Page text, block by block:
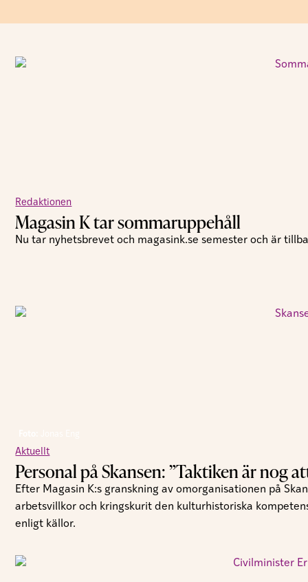
Redaktionen
Magasin K tar sommaruppehåll
Nu tar nyhetsbrevet och magasink.se semester och är
Aktuellt
Personal på Skansen: ”Taktiken är nog
Efter Magasin K:s granskning av omorganisationen på
arbetsvillkor och kringskurit den kulturhistoriska
enligt källor.